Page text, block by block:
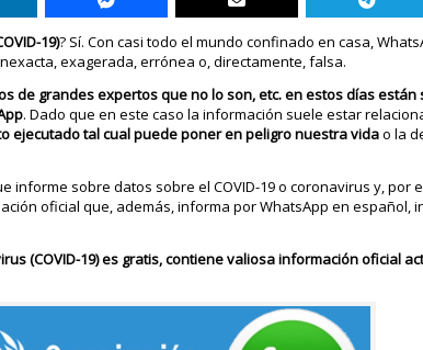
19)? Sí. Con casi todo el mundo confinado en casa,
exagerada, errónea o, directamente, falsa.
de grandes expertos que no lo son, etc. en estos días
. Dado que en este caso la información suele estar
ejecutado tal cual puede poner en peligro nuestra vidao la
informe sobre datos sobre el COVID-19 o coronavirus y, por
oficial que, además, informa por WhatsApp en español,
(COVID-19) es gratis, contiene valiosa información oficial